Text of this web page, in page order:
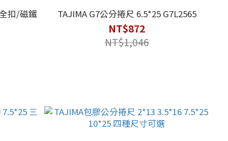
扣/磁鐵 TAJIMA G7公分捲尺 6.5*25 G7L2565
NT$872
NT$1,046